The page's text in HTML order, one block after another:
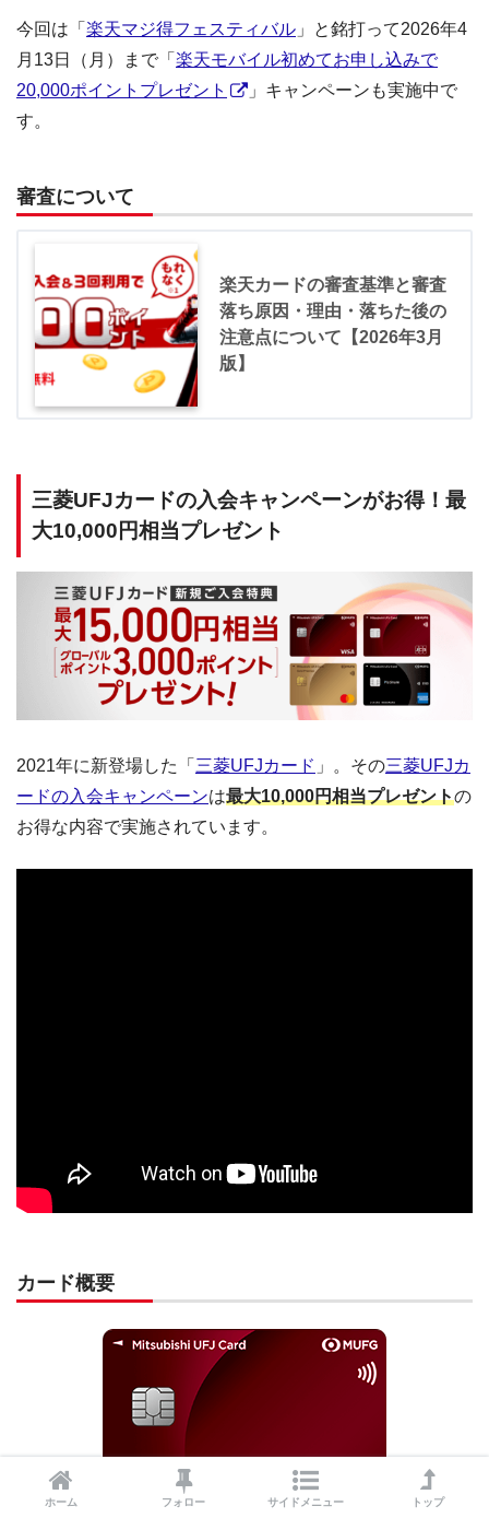
今回は「 楽天マジ得フェスティバル 」と銘打って2026年4
月13日（月）まで「 楽天モバイル初めてお申し込みで
20,000ポイントプレゼント
」キャンペーンも実施中で
す。
審査について
楽天カードの審査基準と審査
落ち原因・理由・落ちた後の
注意点について【2026年3月
版】
三菱UFJカードの入会キャンペーンがお得！最
大10,000円相当プレゼント
2021年に新登場した「 三菱UFJカード 」。その三菱UFJカ
ードの入会キャンペーンは最大10,000円相当プレゼントの
お得な内容で実施されています。
カード概要
ホーム フォロー サイドメニュー トップ